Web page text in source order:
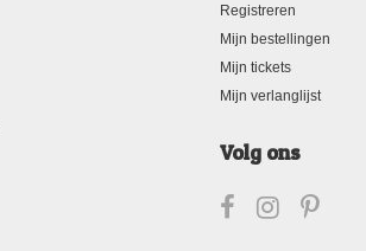
Registreren
Mijn bestellingen
Mijn tickets
Mijn verlanglijst
Volg ons